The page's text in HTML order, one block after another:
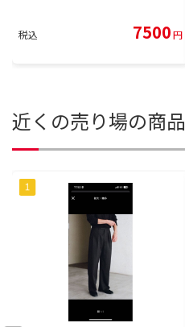
税込 7500円
近くの売り場の商品